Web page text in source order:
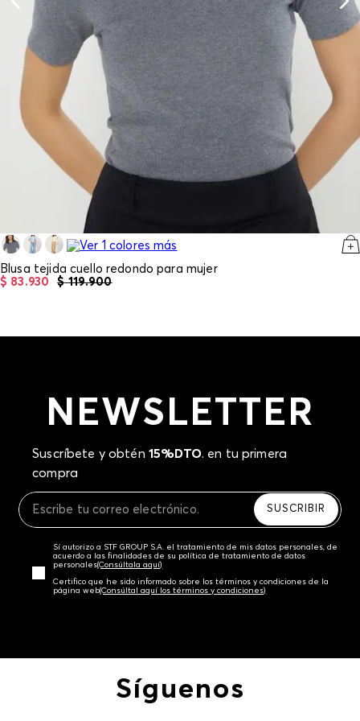
Blusa tejida cuello redondo para mujer
$ 119.900
$ 83 .930
NEWSLETTER
Suscríbete y obtén 15%DTO. en tu primera
compra
SUSCRIBIR
Sí autorizo a STF GROUP S.A. el tratamiento de mis datos personales, de
acuerdo a las finalidades de su política de tratamiento de datos
personales‎(Consúltala aquí)
Certifico que he sido informado sobre los términos y condiciones de la
página web‎(Consúltal aquí los términos y condiciones)
Síguenos